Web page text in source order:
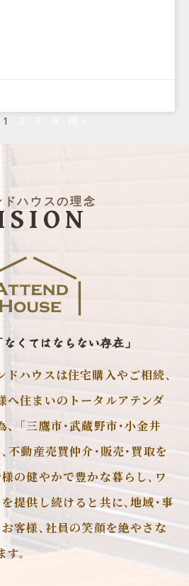
1
ドハウスの理念
くてはならない存在」
ドハウスは住宅購入やご相続､
へ住まいのトータルアテンダ
、｢三鷹市･武蔵野市･小金井
不動産売買仲介･販売･買取を
の健やかで豊かな暮らし､ワ
提供し続けると共に､地域･事
客様､社員の笑顔を絶やさな
す。